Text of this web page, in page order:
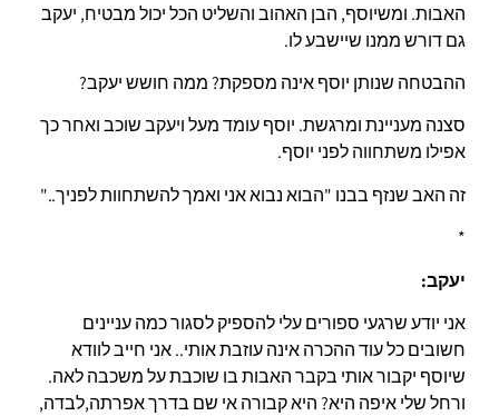
האבות. ומשיוסף, הבן האהוב והשליט הכל יכול מבטיח, יעקב
גם דורש ממנו שיישבע לו.
ההבטחה שנותן יוסף אינה מספקת? ממה חושש יעקב?
סצנה מעניינת ומרגשת. יוסף עומד מעל ויעקב שוכב ואחר כך
אפילו משתחווה לפני יוסף.
זה האב שנזף בבנו "הבוא נבוא אני ואמך להשתחוות לפניך.."
*
יעקב:
אני יודע שרגעי ספורים עלי להספיק לסגור כמה עניינים
חשובים כל עוד ההכרה אינה עוזבת אותי.. אני חייב לוודא
שיוסף יקבור אותי בקבר האבות בו שוכבת על משכבה לאה.
ורחל שלי איפה היא? היא קבורה אי שם בדרך אפרתה,לבדה,